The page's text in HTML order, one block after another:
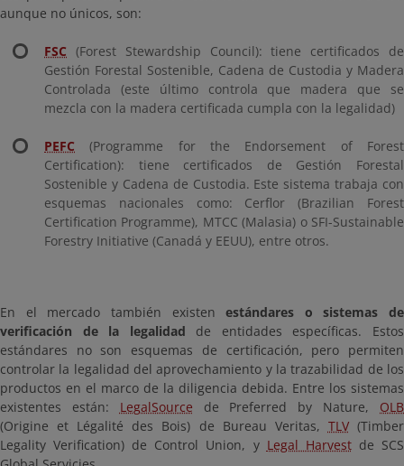
aunque no únicos, son:
FSC (Forest Stewardship Council): tiene certificados de
Gestión Forestal Sostenible, Cadena de Custodia y Madera
Controlada (este último controla que madera que se
mezcla con la madera certificada cumpla con la legalidad)
PEFC (Programme for the Endorsement of Forest
Certification): tiene certificados de Gestión Forestal
Sostenible y Cadena de Custodia. Este sistema trabaja con
esquemas nacionales como: Cerflor (Brazilian Forest
Certification Programme), MTCC (Malasia) o SFI-Sustainable
Forestry Initiative (Canadá y EEUU), entre otros.
En el mercado también existenestándares o sistemas de
verificación de la legalidad de entidades específicas. Estos
estándares no son esquemas de certificación, pero permiten
controlar la legalidad del aprovechamiento y la trazabilidad de los
productos en el marco de la diligencia debida. Entre los sistemas
existentes están: LegalSource de Preferred by Nature, OLB
(Origine et Légalité des Bois) de Bureau Veritas, TLV(Timber
Legality Verification) de Control Union, y Legal Harvestde SCS